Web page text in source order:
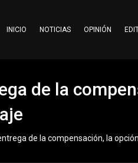
INICIO NOTICIAS OPINIÓN
de la
de la compensación, la